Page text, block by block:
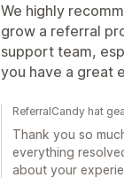
We highly
grow a referral
support team,
you have a great
ReferralCandy hat
Thank you so
everything
about your